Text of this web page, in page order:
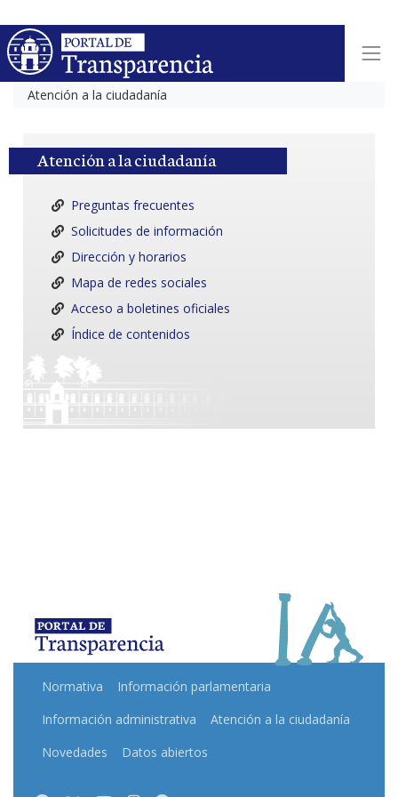
Atención a la ciudadanía
Atención a la ciudadanía
Preguntas frecuentes
Solicitudes de información
Dirección y horarios
Mapa de redes sociales
Acceso a boletines oficiales
Índice de contenidos
Normativa
Información parlamentaria
Información administrativa
Atención a la ciudadanía
Novedades
Datos abiertos